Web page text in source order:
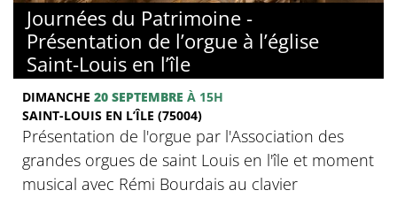
Journées du Patrimoine -
Présentation de l’orgue à l’église
Saint-Louis en l’île
DIMANCHE 20 SEPTEMBRE À 15H
SAINT-LOUIS EN L’ÎLE (75004)
Présentation de l'orgue par l'Association des
grandes orgues de saint Louis en l'île et moment
musical avec Rémi Bourdais au clavier